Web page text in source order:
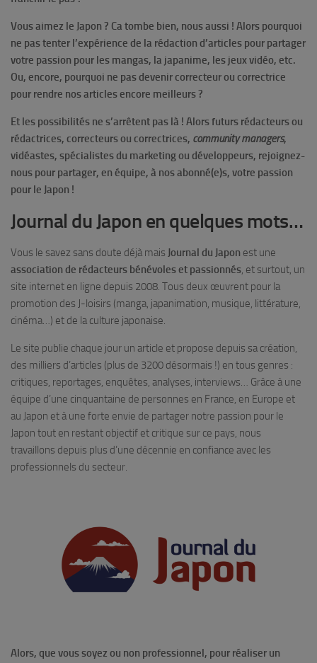
Vous aimez le Japon ? Ca tombe bien, nous aussi ! Alors pourquoi
ne pas tenter l’expérience de la rédaction d’articles pour partager
votre passion pour les mangas, la japanime, les jeux vidéo, etc.
Ou, encore, pourquoi ne pas devenir correcteur ou correctrice
pour rendre nos articles encore meilleurs ?
Et les possibilités ne s’arrêtent pas là ! Alors futurs rédacteurs ou
rédactrices, correcteurs ou correctrices, community managers,
vidéastes, spécialistes du marketing ou développeurs, rejoignez-
nous pour partager, en équipe, à nos abonné(e)s, votre passion
pour le Japon !
Journal du Japon en quelques mots…
Vous le savez sans doute déjà mais Journal du Japon est une
association de rédacteurs bénévoles et passionnés, et surtout, un
site internet en ligne depuis 2008. Tous deux œuvrent pour la
promotion des J-loisirs (manga, japanimation, musique, littérature,
cinéma…) et de la culture japonaise.
Le site publie chaque jour un article et propose depuis sa création,
des milliers d’articles (plus de 3200 désormais !) en tous genres :
critiques, reportages, enquêtes, analyses, interviews… Grâce à une
équipe d’une cinquantaine de personnes en France, en Europe et
au Japon et à une forte envie de partager notre passion pour le
Japon tout en restant objectif et critique sur ce pays, nous
travaillons depuis plus d’une décennie en confiance avec les
professionnels du secteur.
Alors, que vous soyez ou non professionnel, pour réaliser un